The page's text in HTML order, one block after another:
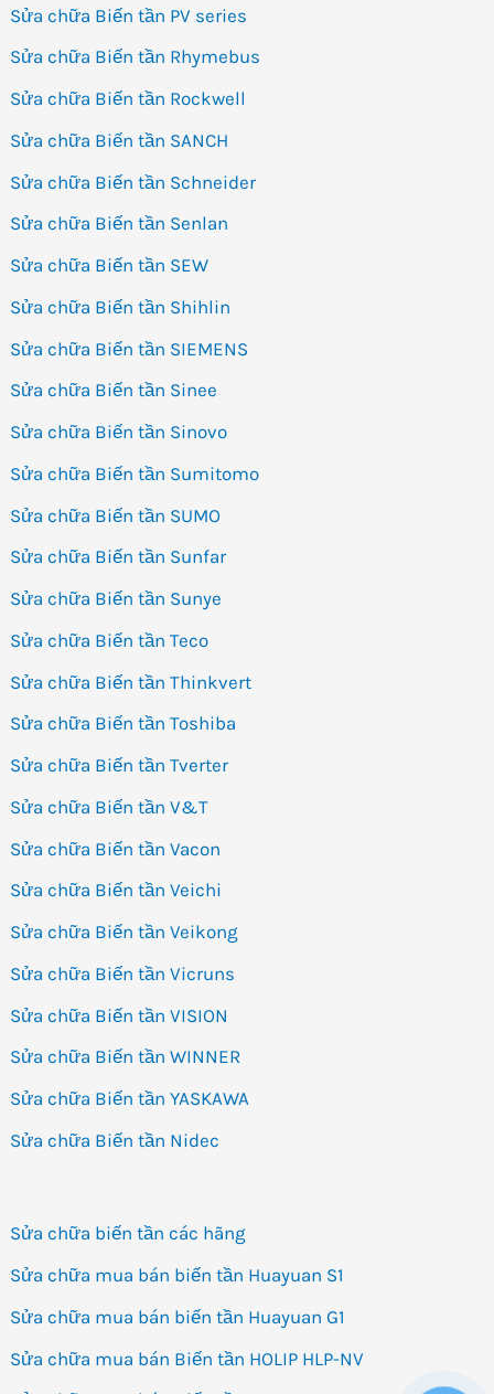
Sửa chữa Biến tần PV series
Sửa chữa Biến tần Rhymebus
Sửa chữa Biến tần Rockwell
Sửa chữa Biến tần SANCH
Sửa chữa Biến tần Schneider
Sửa chữa Biến tần Senlan
Sửa chữa Biến tần SEW
Sửa chữa Biến tần Shihlin
Sửa chữa Biến tần SIEMENS
Sửa chữa Biến tần Sinee
Sửa chữa Biến tần Sinovo
Sửa chữa Biến tần Sumitomo
Sửa chữa Biến tần SUMO
Sửa chữa Biến tần Sunfar
Sửa chữa Biến tần Sunye
Sửa chữa Biến tần Teco
Sửa chữa Biến tần Thinkvert
Sửa chữa Biến tần Toshiba
Sửa chữa Biến tần Tverter
Sửa chữa Biến tần V&T
Sửa chữa Biến tần Vacon
Sửa chữa Biến tần Veichi
Sửa chữa Biến tần Veikong
Sửa chữa Biến tần Vicruns
Sửa chữa Biến tần VISION
Sửa chữa Biến tần WINNER
Sửa chữa Biến tần YASKAWA
Sửa chữa Biến tần Nidec
Sửa chữa biến tần các hãng
Sửa chữa mua bán biến tần Huayuan S1
Sửa chữa mua bán biến tần Huayuan G1
Sửa chữa mua bán Biến tần HOLIP HLP-NV